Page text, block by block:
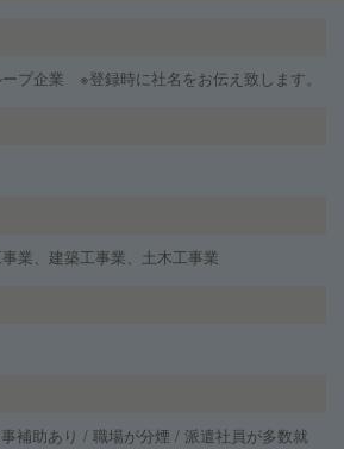
プ企業 ※登録時に社名をお伝え致します。
業、建築工事業、土木工事業
補助あり / 職場が分煙 / 派遣社員が多数就